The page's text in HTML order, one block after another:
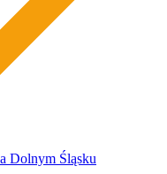
Dolnym Śląsku